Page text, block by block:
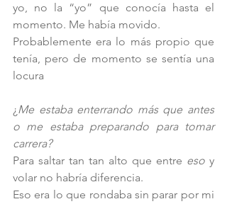
yo, no la “yo” que conocía hasta el
momento. Me había movido.
Probablemente era lo más propio que
tenía, pero de momento se sentía una
locura
¿Me estaba enterrando más que antes
o me estaba preparando para tomar
carrera?
Para saltar tan tan alto que entre eso y
volar no habría diferencia.
Eso era lo que rondaba sin parar por mi